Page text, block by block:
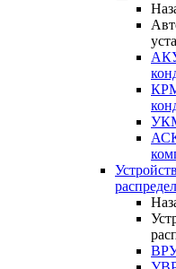
ВРУ